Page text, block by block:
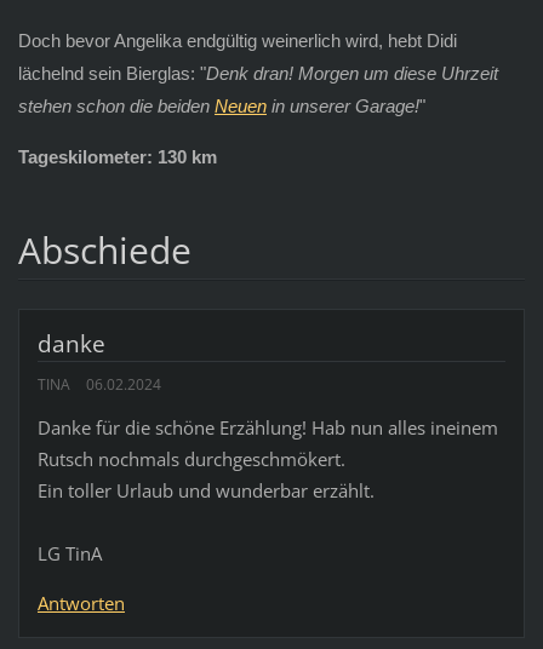
Doch bevor Angelika endgültig weinerlich wird, hebt Didi
lächelnd sein Bierglas: "Denk dran! Morgen um diese Uhrzeit
stehen schon die beiden Neuenin unserer Garage!"
Tageskilometer: 130 km
Abschiede
danke
TINA 06.02.2024
Danke für die schöne Erzählung! Hab nun alles ineinem
Rutsch nochmals durchgeschmökert.
Ein toller Urlaub und wunderbar erzählt.
LG TinA
Antworten